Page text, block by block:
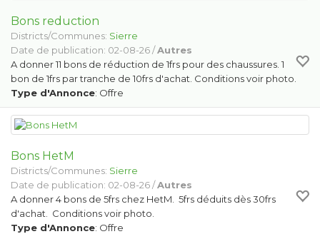
Bons reduction
Districts/Communes: Sierre
Date de publication: 02-08-26 /Autres
A donner 11 bons de réduction de 1frs pour des chaussures. 1
bon de 1frs par tranche de 10frs d'achat. Conditions voir photo.
Type d'Annonce: Offre
Bons HetM
Districts/Communes: Sierre
Date de publication: 02-08-26 /Autres
A donner 4 bons de 5frs chez HetM. 5frs déduits dès 30frs
d'achat. Conditions voir photo.
Type d'Annonce: Offre